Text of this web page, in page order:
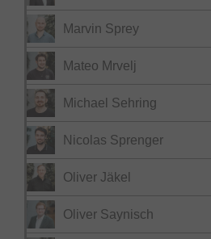
Marvin Sprey
Mateo Mrvelj
Michael Sehring
Nicolas Sprenger
Oliver Jäkel
Oliver Saynisch